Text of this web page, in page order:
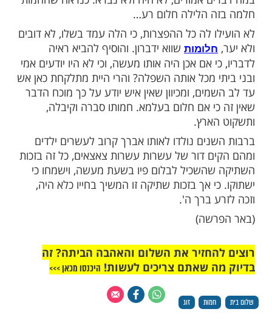
האם כבר סיפר את הדברים לאיזה בריה
שלא, כי ראשית דבר שם פעמיו הנה.
בחכמתו וצדקתו: עצתי לך – שווה בנפשך כי
אירע כאן, אלא חלום חלמת, ואקיים בך 'הטבת
טבא חזית, חלמא טבא חזית'. לך, חזור
כלום לא היה. וכן עשה.
נזדמן לו להיות בבית חמיו 'באותו מקום
עתה נענתה חמותו בבקשת מחילה על
שכילתה בו… אך האברך: השיב אינני יודע
אמורים, לא היה ולא נברא. כנראה שהחמות
הלילה חלום רע…
חלומותשווא ידברון. והוסיף להביא ראיה
אם אכן היה אותו מעשה, וכי לא היו יודעים אמי
מכל אותה השפלה? והרי היית מתלקחת כאן אש
ומכיוון שאין איש יודע על כך מוכח הדבר